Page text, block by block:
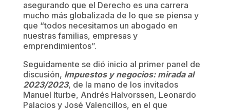
asegurando que el Derecho es una carrera
mucho más globalizada de lo que se piensa y
que “todos necesitamos un abogado en
nuestras familias, empresas y
emprendimientos”.
Seguidamente se dió inicio al primer panel de
discusión, Impuestos y negocios: mirada al
2023/2023, de la mano de los invitados
Manuel Iturbe, Andrés Halvorssen, Leonardo
Palacios y José Valencillos, en el que